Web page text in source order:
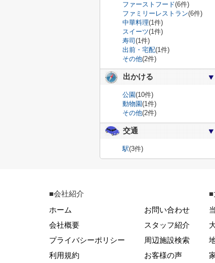
ファーストフード(6件)
ファミリーレストラン(6件)
中華料理(1件)
スイーツ(1件)
寿司 (1件)
出前・宅配(1件)
その他(2件)
出かける
公園(10件)
動物園(1件)
その他(2件)
交通
駅(3件)
■会社紹介
ホーム
会社概要
プライバシーポリシー
利用規約
お問い合わせ
スタッフ紹介
周辺施設検索
お客様の声
■